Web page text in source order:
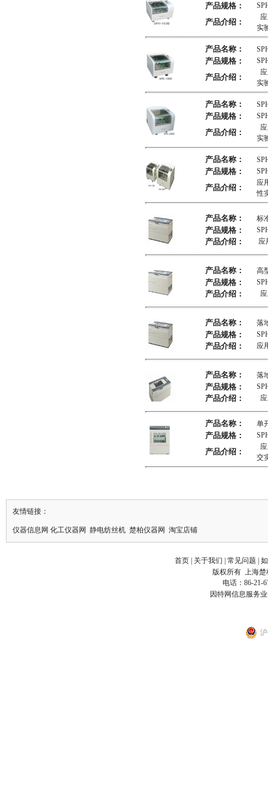
产品规格：
产品介绍：
实
产品名称：
产品规格：
产品介绍：
实
产品名称：
产品规格：
产品介绍：
实
产品名称：
产品规格：
产品介绍：
应
性
产品名称： 标
产品规格：
产品介绍： 应
产品名称： 高
产品规格：
产品介绍：
产品名称： 落
产品规格：
产品介绍： 应
产品名称： 落
产品规格：
产品介绍：
产品名称： 单
产品规格：
产品介绍：
交
友情链接：
仪器信息网 化工仪器网 静电纺丝机 楚柏仪器网 淘宝店铺
首页 关于我们 常见问题
版权所有 上海
电话：86-21-
因特网信息服务